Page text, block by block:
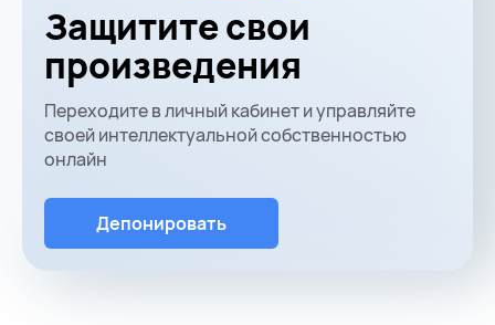
Защитите свои
произведения
Переходите в личный кабинет и управляйте
своей интеллектуальной собственностью
онлайн
Депонировать